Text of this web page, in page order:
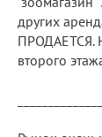
других
ПРОДАЕТСЯ.
второго